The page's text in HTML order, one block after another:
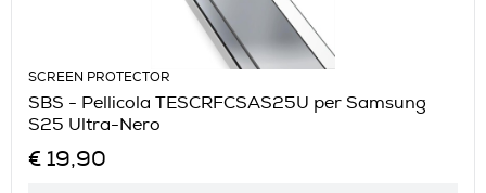
SCREEN PROTECTOR
SBS - Pellicola TESCRFCSAS25U per Samsung
S25 Ultra-Nero
€ 19,90